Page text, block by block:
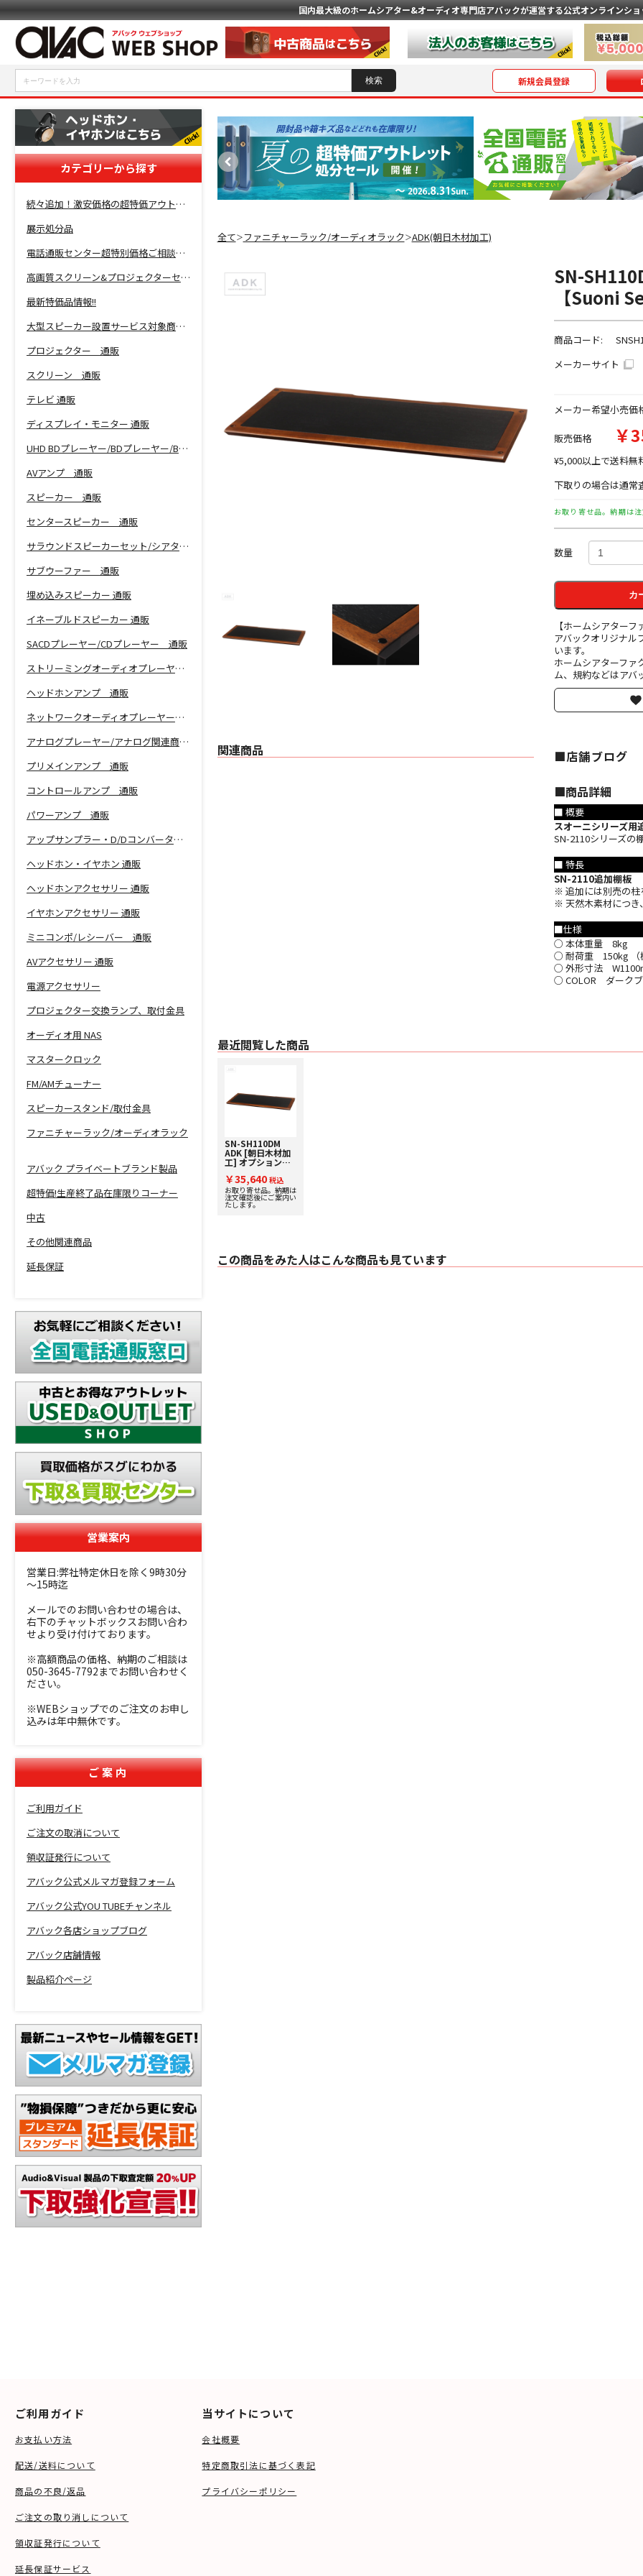
国内最大級のホームシアター&オーディオ専門店アバックが運営する公式オンラインショ
新規会員登録
カテゴリーから探す
続々追加！激安価格の超特価アウトレットセール開催！
展示処分品
電話通販センター超特別価格ご相談コーナー！
高画質スクリーン&プロジェクターセット超特価！
最新特価品情報!!
大型スピーカー設置サービス対象商品！
プロジェクター 通販
スクリーン 通販
テレビ 通販
ディスプレイ・モニター 通販
UHD BDプレーヤー/BDプレーヤー/BDレコーダー 通販
AVアンプ 通販
スピーカー 通販
センタースピーカー 通販
サラウンドスピーカーセット/シアターバー 通販
サブウーファー 通販
埋め込みスピーカー 通販
イネーブルドスピーカー 通販
SACDプレーヤー/CDプレーヤー 通販
ストリーミングオーディオプレーヤー 通販
ヘッドホンアンプ 通販
ネットワークオーディオプレーヤー 通販
アナログプレーヤー/アナログ関連商品 通販
プリメインアンプ 通販
コントロールアンプ 通販
パワーアンプ 通販
アップサンプラー・D/Dコンバーター 通販
ヘッドホン・イヤホン 通販
ヘッドホンアクセサリー 通販
イヤホンアクセサリー 通販
ミニコンポ/レシーバー 通販
AVアクセサリー 通販
電源アクセサリー
プロジェクター交換ランプ、取付金具
オーディオ用 NAS
マスタークロック
FM/AMチューナー
スピーカースタンド/取付金具
ファニチャーラック/オーディオラック
アバック プライベートブランド製品
超特価!生産終了品在庫限りコーナー
中古
その他関連商品
延長保証
営業案内
営業日:弊社特定休日を除く9時30分
～15時迄
メールでのお問い合わせの場合は、
右下のチャットボックスお問い合わ
せより受け付けております。
※高額商品の価格、納期のご相談は
050-3645-7792までお問い合わせく
ださい。
※WEBショップでのご注文のお申し
込みは年中無休です。
ご案内
ご利用ガイド
ご注文の取消について
領収証発行について
アバック公式メルマガ登録フォーム
アバック公式YOU TUBEチャンネル
アバック各店ショップブログ
アバック店舗情報
製品紹介ページ
全て＞ファニチャーラック/オーディオラック＞ADK(朝日木材加工)
関連商品
SN-
【Suoni
商品コード:
メーカーサイト
メーカー希望小売価
販売価格 ￥
¥5,000以上で送料無
下取りの場合は通常
お取り寄せ品。納期は
数量
カ
【ホームシアターフ
アバックオリジナル
います。
ホームシアターファ
ム、規約などはアバ
■店舗ブログ
■︎商品詳細
■ 概要
スオーニシリーズ用
SN-2110シリーズの
■ 特長
SN-2110追加棚板
※ 追加には別売の柱
※ 天然木素材につき
■仕様
○ 本体重量 8kg
○ 耐荷重 150kg （
○ 外形寸法
○ COLOR ダーク
最近閲覧した商品
SN-SH110DM
ADK [朝日木材加
工] オプション棚
板【Suoni
Series】
￥35,640 税込
お取り寄せ品。納期は
注文確認後にご案内い
たします。
この商品をみた人はこんな商品も見ています
ご利用ガイド
お支払い方法
配送/送料について
商品の不良/返品
ご注文の取り消しについて
領収証発行について
延長保証サービス
当サイトについて
会社概要
特定商取引法に基づく表記
プライバシーポリシー